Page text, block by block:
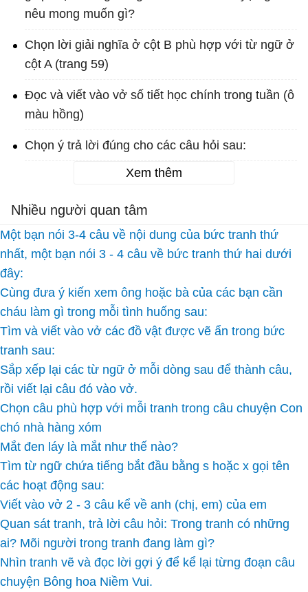
nêu mong muốn gì?
Chọn lời giải nghĩa ở cột B phù hợp với từ ngữ ở
cột A (trang 59)
Đọc và viết vào vở số tiết học chính trong tuần (ô
màu hồng)
Chọn ý trả lời đúng cho các câu hỏi sau:
Xem thêm
Nhiều người quan tâm
Một bạn nói 3-4 câu về nội dung của bức tranh thứ
nhất, một bạn nói 3 - 4 câu về bức tranh thứ hai dưới
đây:
Cùng đưa ý kiến xem ông hoặc bà của các bạn cần
cháu làm gì trong mỗi tình huống sau:
Tìm và viết vào vở các đồ vật được vẽ ẩn trong bức
tranh sau:
Sắp xếp lại các từ ngữ ở mỗi dòng sau để thành câu,
rồi viết lại câu đó vào vở.
Chọn câu phù hợp với mỗi tranh trong câu chuyện Con
chó nhà hàng xóm
Mắt đen láy là mắt như thế nào?
Tìm từ ngữ chứa tiếng bắt đầu bằng s hoặc x gọi tên
các hoạt động sau:
Viết vào vở 2 - 3 câu kể về anh (chị, em) của em
Quan sát tranh, trả lời câu hỏi: Trong tranh có những
ai? Mõi người trong tranh đang làm gì?
Nhìn tranh vẽ và đọc lời gợi ý để kể lại từng đoạn câu
chuyện Bông hoa Niềm Vui.